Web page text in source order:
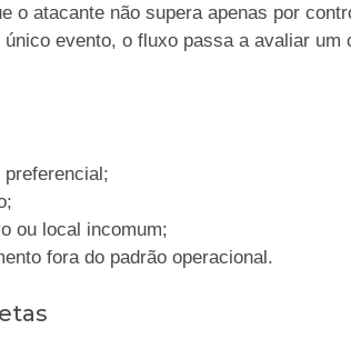
o atacante não supera apenas por
evento, o fluxo passa a avaliar um
preferencial;
ou local incomum;
fora do padrão operacional.